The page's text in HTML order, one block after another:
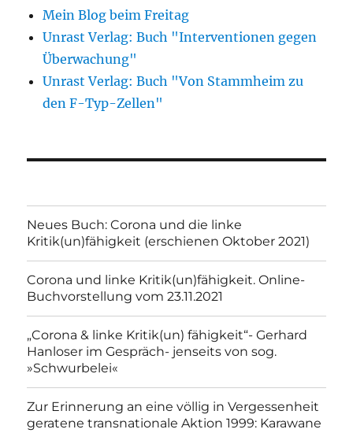
Mein Blog beim Freitag
Unrast Verlag: Buch "Interventionen gegen
Überwachung"
Unrast Verlag: Buch "Von Stammheim zu
den F-Typ-Zellen"
Neues Buch: Corona und die linke
Kritik(un)fähigkeit (erschienen Oktober 2021)
Corona und linke Kritik(un)fähigkeit. Online-
Buchvorstellung vom 23.11.2021
„Corona & linke Kritik(un) fähigkeit“- Gerhard
Hanloser im Gespräch- jenseits von sog.
»Schwurbelei«
Zur Erinnerung an eine völlig in Vergessenheit
geratene transnationale Aktion 1999: Karawane